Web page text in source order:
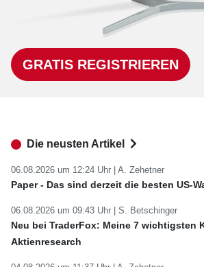
GRATIS REGISTRIEREN
Die neusten Artikel
06.08.2026 um 12:24 Uhr | A. Zehetner
Paper - Das sind derzeit die besten US-
06.08.2026 um 09:43 Uhr | S. Betschinger
Neu bei TraderFox: Meine 7 wichtigsten
Aktienresearch